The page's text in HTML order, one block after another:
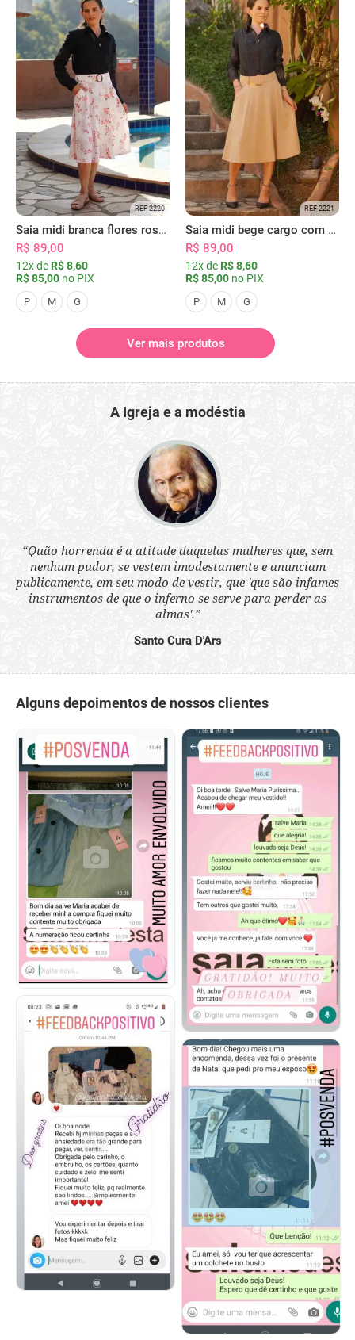
REF 2220
Saia midi branca flores rosas com bolsos
R$ 89,00
12x de R$ 8,60
R$ 85,00 no PIX
P M G
REF 2221
Saia midi bege cargo com bolsos
R$ 89,00
12x de R$ 8,60
R$ 85,00 no PIX
P M G
Ver mais produtos
A Igreja e a modéstia
“Quão horrenda é a atitude daquelas mulheres que, sem
nenhum pudor, se vestem imodestamente e anunciam
publicamente, em seu modo de vestir, que 'que são infames
instrumentos de que o inferno se serve para perder as
almas'.”
Santo Cura D'Ars
Alguns depoimentos de nossos clientes